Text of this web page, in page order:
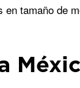
en tamaño de